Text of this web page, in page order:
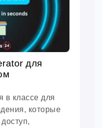
для
в классе для
которые